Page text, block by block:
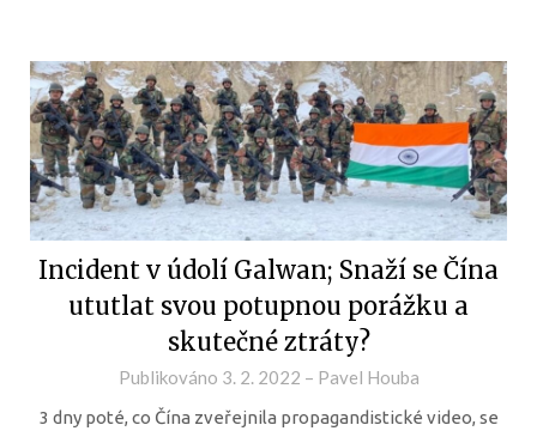
Incident v údolí Galwan; Snaží se Čína
ututlat svou potupnou porážku a
skutečné ztráty?
Publikováno 3. 2. 2022 – Pavel Houba
3 dny poté, co Čína zveřejnila propagandistické video, se